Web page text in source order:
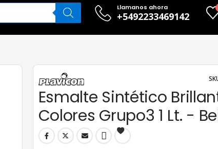
Llamanos ahora
+5492233469142
Esmalte Sintético
Colores Grupo3 1 Lt. -